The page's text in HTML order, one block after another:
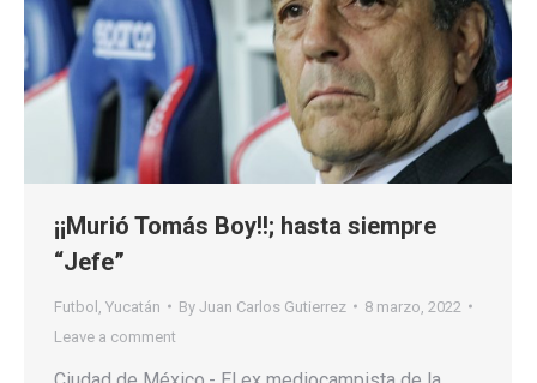
¡¡Murió Tomás Boy!!; hasta siempre
“Jefe”
Futbol Yucatán By Juan Carlos Gutierrez
8 marzo, 2022
Leave a comment